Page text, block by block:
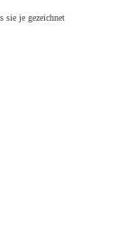
sie je gezeichnet